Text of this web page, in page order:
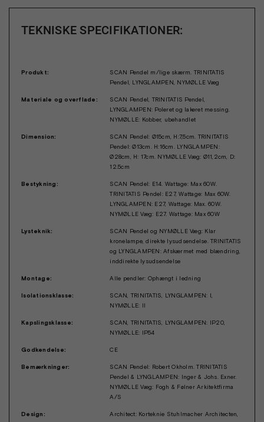
TEKNISKE SPECIFIKATIONER:
Produkt:
SCAN Pendel m/lige skærm. TRINITATIS
Pendel, LYNGLAMPEN, NYMØLLE Væg
Materiale og overflade:
SCAN Pendel, TRINITATIS Pendel,
LYNGLAMPEN: Poleret og lakeret messing.
NYMØLLE: Kobber, ubehandlet
Dimension:
SCAN Pendel: Ø15cm, H:7,5cm. TRINITATIS
Pendel: Ø13cm. H:16cm. LYNGLAMPEN:
Ø28cm, H: 17cm. NYMØLLE Væg: Ø11,2cm, D:
12.5cm
Bestykning:
SCAN Pendel: E14. Wattage: Max 60W.
TRINITATIS Pendel: E27, Wattage: Max 60W.
LYNGLAMPEN: E27, Wattage: Max. 60W.
NYMØLLE Væg: E27. Wattage: Max 60W
Lysteknik:
SCAN Pendel og NYMØLLE Væg: Klar
kronelampe, direkte lysudsendelse. TRINITATIS
og LYNGLAMPEN: Afskærmet med blændring,
inddirekte lysudsendelse
Montage: Alle pendler: Ophængt i ledning
Isolationsklasse:
SCAN, TRINITATIS, LYNGLAMPEN: I,
NYMØLLE: II
Kapslingsklasse:
SCAN, TRINITATIS, LYNGLAMPEN: IP20,
NYMØLLE: IP54
Godkendelse: CE
Bemærkninger:
SCAN Pendel: Robert Okholm. TRINITATIS
Pendel & LYNGLAMPEN: Inger & Johs. Exner.
NYMØLLE Væg: Fogh & Følner Arkitektfirma
A/S
Design:
Architect: Korteknie Stuhlmacher Architecten,